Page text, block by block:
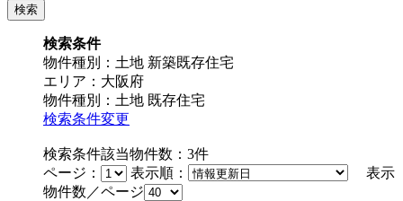
検索条件
物件種別：土地 新築既存住宅
エリア：大阪府
物件種別：土地 既存住宅
検索条件変更
検索条件該当物件数： 3件
ページ：
表示順：
表示
物件数／ページ